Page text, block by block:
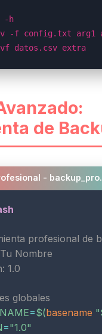
-h
-f config.txt arg1
datos.csv extra
de
-
profesional de
Nombre
1.0
globales
=$(basename "
="1.0"